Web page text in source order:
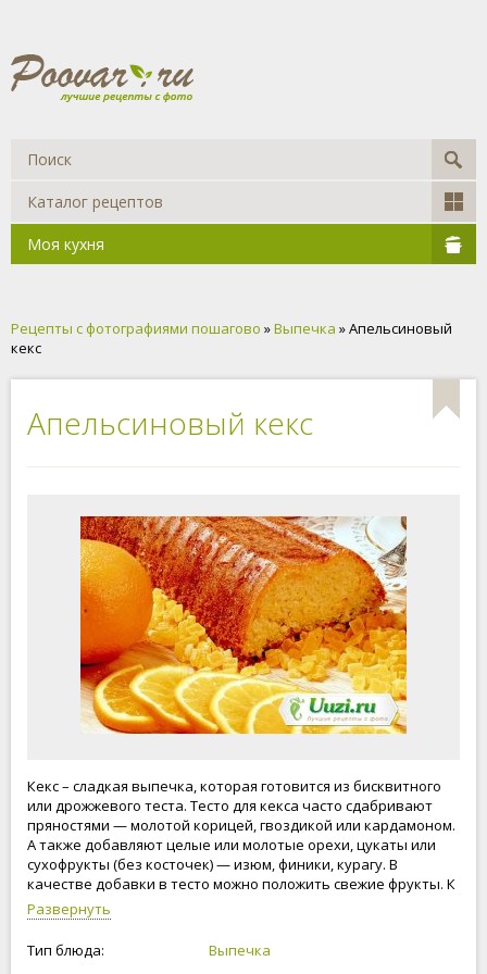
Каталог рецептов
Моя кухня
Рецепты с фотографиями пошагово »Выпечка » Апельсиновый
кекс
Апельсиновый кекс
Кекс – сладкая выпечка, которая готовится из бисквитного
или дрожжевого теста. Тесто для кекса часто сдабривают
пряностями — молотой корицей, гвоздикой или кардамоном.
А также добавляют целые или молотые орехи, цукаты или
сухофрукты (без косточек) — изюм, финики, курагу. В
качестве добавки в тесто можно положить свежие фрукты. К
примеру, виноград, сливы, груши и даже дольки апельсинов
или мандаринов. Фрукты небольшого размера стоит слегка
обвалять в муке или крахмале, а сочные фрукты проварить с
сахаром. Выпекают кексы как в больших формах, так и в
Развернуть
Тип блюда:
Выпечка